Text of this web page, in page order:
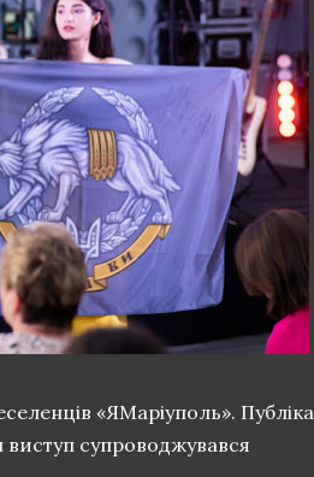
«ЯМаріуполь». Публіка
супроводжувався